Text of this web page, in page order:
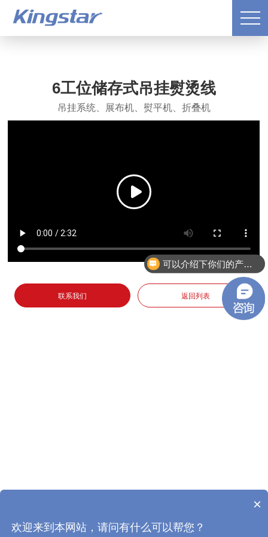
6工位储存式吊挂熨烫线
吊挂系统、展布机、熨平机、折叠机
联系我们 返回列表
可以介绍下你们的产品吗？
×
欢迎来到本网站，请问有什么可以帮您？